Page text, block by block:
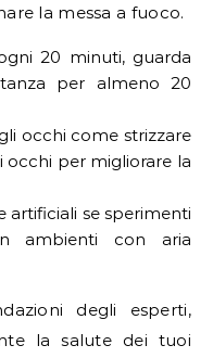
la messa a fuoco.
20 minuti, guarda
per almeno 20
occhi come strizzare
per migliorare la
artificiali se sperimenti
ambienti con aria
degli esperti,
la salute dei tuoi